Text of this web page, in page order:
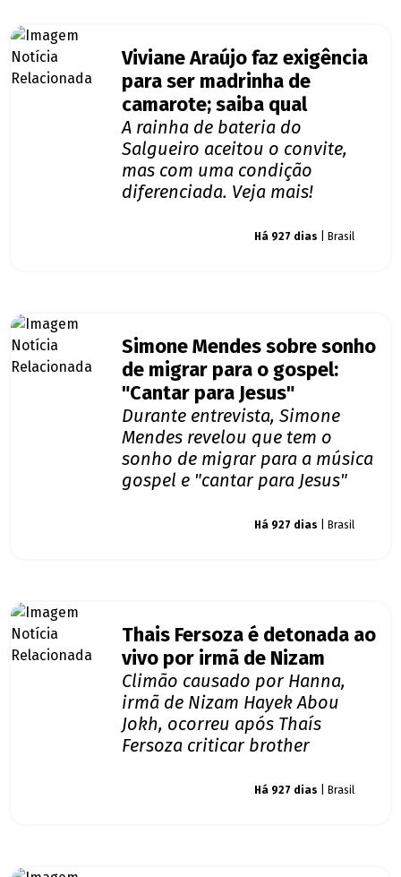
Viviane Araújo faz exigência
para ser madrinha de
camarote; saiba qual
A rainha de bateria do
Salgueiro aceitou o convite,
mas com uma condição
diferenciada. Veja mais!
Há 927 dias | Brasil
Simone Mendes sobre sonho
de migrar para o gospel:
"Cantar para Jesus"
Durante entrevista, Simone
Mendes revelou que tem o
sonho de migrar para a música
gospel e "cantar para Jesus"
Há 927 dias | Brasil
Thais Fersoza é detonada ao
vivo por irmã de Nizam
Climão causado por Hanna,
irmã de Nizam Hayek Abou
Jokh, ocorreu após Thaís
Fersoza criticar brother
Há 927 dias | Brasil